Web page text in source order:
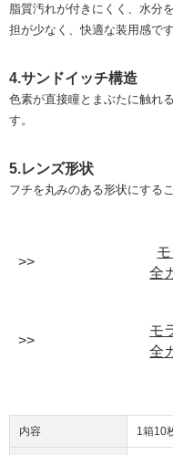
脂質汚れが付きにくく、⽔分
担が少なく、快適な装用感です
4.サンドイッチ構造
色素が直接瞳とまぶたに触れ
す。
5.レンズ形状
フチを丸みのある形状にする
全
モ
全
内容 1箱10